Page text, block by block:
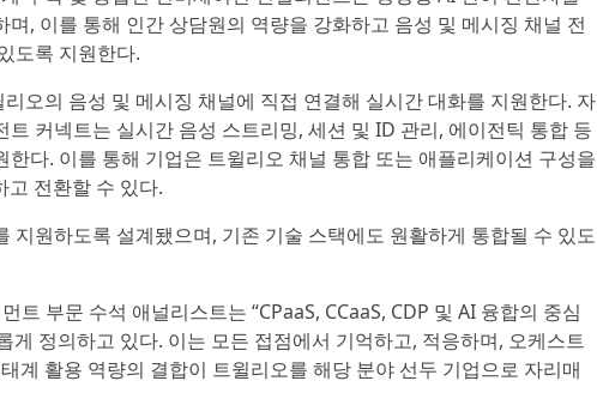
, 이를 통해 인간 상담원의 역량을 강화하고 음성 및 메시징 채널 전
도록 지원한다.
오의 음성 및 메시징 채널에 직접 연결해 실시간 대화를 지원한다. 자
커넥트는 실시간 음성 스트리밍, 세션 및 ID 관리, 에이전틱 통합 등
다. 이를 통해 기업은 트윌리오 채널 통합 또는 애플리케이션 구성을
고 전환할 수 있다.
원하도록 설계됐으며, 기존 기술 스택에도 원활하게 통합될 수 있도
부문 수석 애널리스트는 “CPaaS, CCaaS, CDP 및 AI 융합의 중심
정의하고 있다. 이는 모든 접점에서 기억하고, 적응하며, 오케스트
계 활용 역량의 결합이 트윌리오를 해당 분야 선두 기업으로 자리매